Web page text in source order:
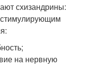
схизандрины:
на нервную